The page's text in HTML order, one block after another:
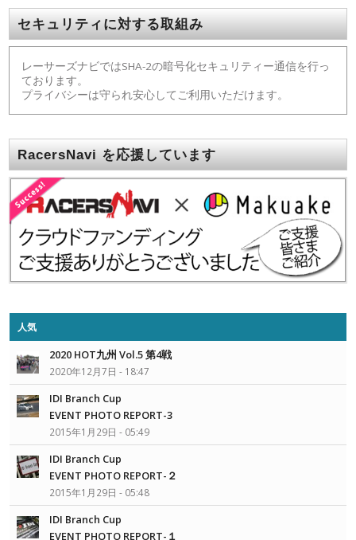
セキュリティに対する取組み
レーサーズナビではSHA-2の暗号化セキュリティー通信を行っ
ております。
プライバシーは守られ安心してご利用いただけます。
RacersNavi を応援しています
人気
2020 HOT九州 Vol.5 第4戦
2020年12月7日 - 18:47
IDI Branch Cup
EVENT PHOTO REPORT-3
2015年1月29日 - 05:49
IDI Branch Cup
EVENT PHOTO REPORT-２
2015年1月29日 - 05:48
IDI Branch Cup
EVENT PHOTO REPORT-１